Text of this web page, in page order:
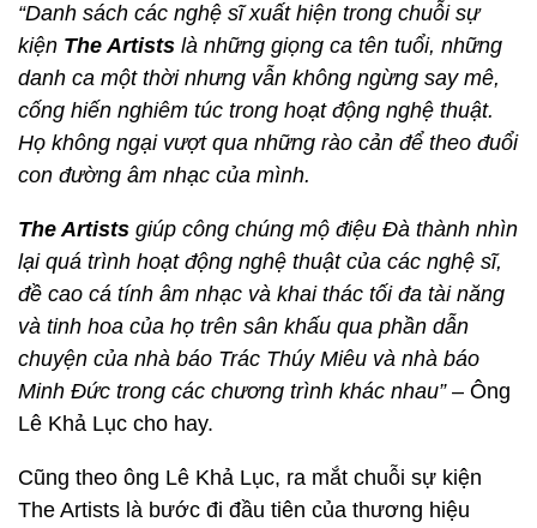
“Danh sách các nghệ sĩ xuất hiện trong chuỗi sự
kiện The Artists là những giọng ca tên tuổi, những
danh ca một thời nhưng vẫn không ngừng say mê,
cống hiến nghiêm túc trong hoạt động nghệ thuật.
Họ không ngại vượt qua những rào cản để theo đuổi
con đường âm nhạc của mình.
The Artists giúp công chúng mộ điệu Đà thành nhìn
lại quá trình hoạt động nghệ thuật của các nghệ sĩ,
đề cao cá tính âm nhạc và khai thác tối đa tài năng
và tinh hoa của họ trên sân khấu qua phần dẫn
chuyện của nhà báo Trác Thúy Miêu và nhà báo
Minh Đức trong các chương trình khác nhau”– Ông
Lê Khả Lục cho hay.
Cũng theo ông Lê Khả Lục, ra mắt chuỗi sự kiện
The Artists là bước đi đầu tiên của thương hiệu